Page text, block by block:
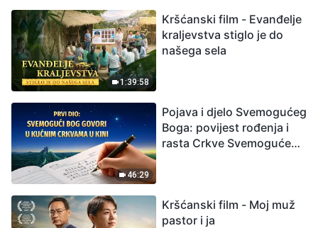
1:39:58
Kršćanski film - Evanđelje
kraljevstva stiglo je do
našega sela
46:29
Pojava i djelo Svemogućeg
Boga: povijest rođenja i
rasta Crkve Svemogućeg
Kršćanski film - Moj muž
pastor i ja